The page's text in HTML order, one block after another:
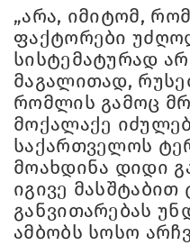
„არა, იმიტომ,
ფაქტორები
სისტემატურად
მაგალითად,
რომლის გამოც
მოქალაქე
საქართველოს
მოახდინა დიდი
იგივე მასშტაბით
განვითარებას
ამბობს სოსო